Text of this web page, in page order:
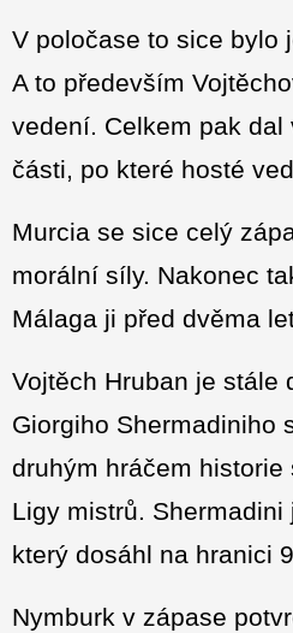
V poločase to sice bylo
A to především
vedení. Celkem pak
části, po které hosté
Murcia se sice celý
morální síly. Nakonec
Málaga ji před dvěma
Vojtěch Hruban je stále
Giorgiho Shermadiniho
druhým hráčem
Ligy mistrů.
který dosáhl na hranici
Nymburk v zápase